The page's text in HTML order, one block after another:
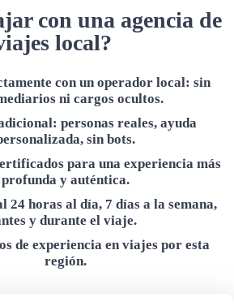
con una agencia de
local?
con un operador local: sin
ni cargos ocultos.
personas reales, ayuda
sin bots.
para una experiencia más
profunda y auténtica.
24 horas al día, 7 días a la semana,
y durante el viaje.
de experiencia en viajes por esta
región.